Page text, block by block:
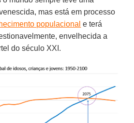
mas está em processo
populacional e terá
envelhecida a
do século XXI.